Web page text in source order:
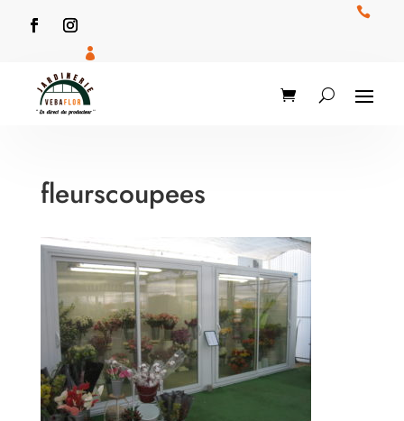


fleurscoupees